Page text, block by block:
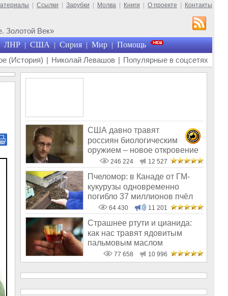
Ссылки Зарубки Молва Книги О проекте Контакты
Золотой Век»
ЛНР | США | Сирия | Мир | Помощь
(История) | Николай Левашов | Популярные в соцсетях
США давно травят
россиян биологическим
оружием – новое откровение
Эдварда Сноудена
246 224 12 527
Пчеломор: в Канаде от ГМ-
кукурузы одновременно
погибло 37 миллионов пчёл
64 430 11 201
Страшнее ртути и цианида:
как нас травят ядовитым
пальмовым маслом
77 658 10 996